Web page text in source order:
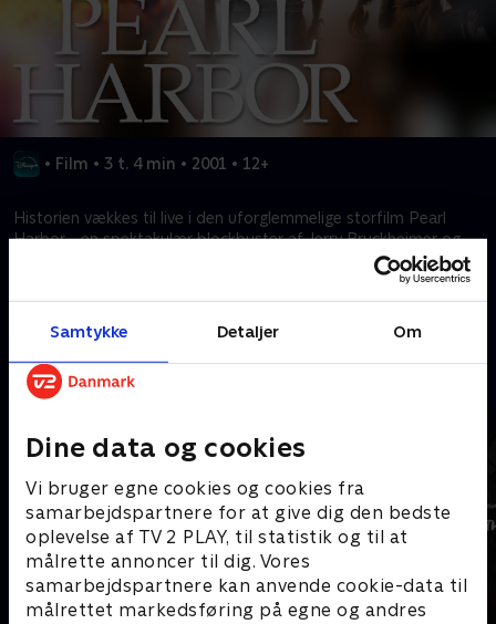
Samtykke Detaljer Om
Dine data og cookies
Vi bruger egne cookies og cookies fra
samarbejdspartnere for at give dig den bedste
oplevelse af TV 2 PLAY, til statistik og til at
målrette annoncer til dig. Vores
samarbejdspartnere kan anvende cookie-data til
målrettet markedsføring på egne og andres
• Film • 3 t. 4 min • 2001 • 12+
Historien vækkes til live i den uforglemmelige storfilm Pearl
Harbor - en spektakulær blockbuster af Jerry Bruckheimer og
Kræver tilkøb
Mere indhold fra Disney+